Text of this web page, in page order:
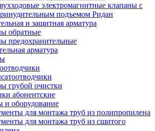
электромагнитные клапаны с
подъемом Ридан
и защитная арматура
обратные
предохранительные
арматура
грубой очистки
абонентские
и оборудование
для монтажа труб из полипропилена
для монтажа труб из сшитого